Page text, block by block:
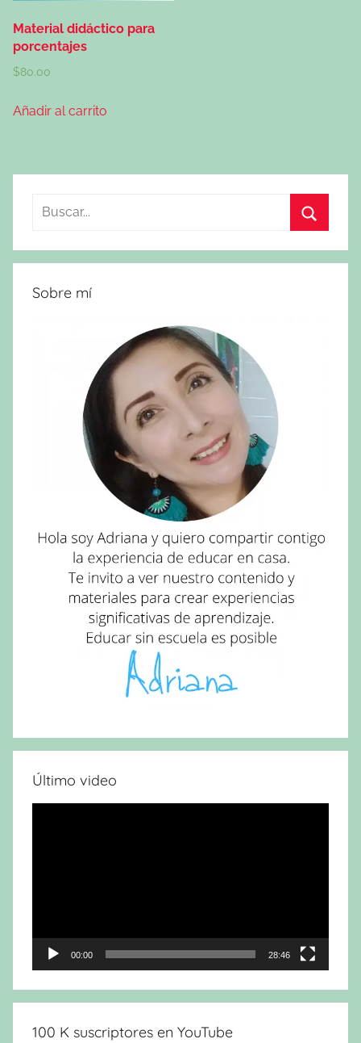
Material didáctico para
porcentajes
$80.00
Añadir al carrito
Buscar:
Sobre mí
Último video
00:00 28:46
100 K suscriptores en YouTube